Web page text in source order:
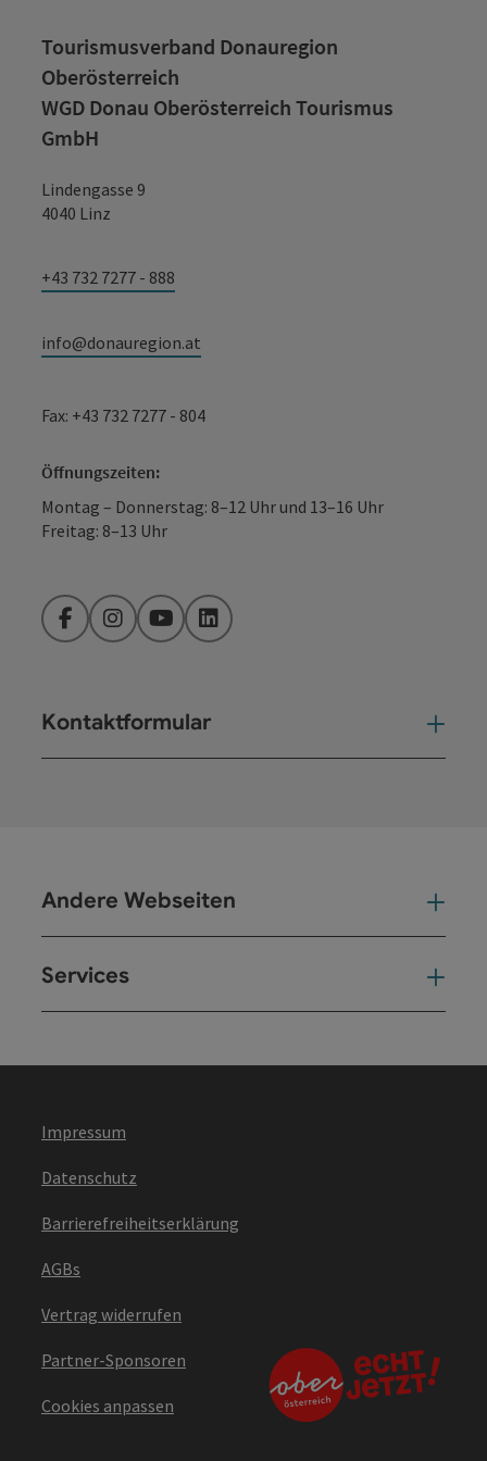
Tourismusverband Donauregion
Oberösterreich
WGD Donau Oberösterreich Tourismus
GmbH
Lindengasse 9
4040 Linz
+43 732 7277 - 888
info@donauregion.at
Fax: +43 732 7277 - 804
Öffnungszeiten:
Montag – Donnerstag: 8–12 Uhr und 13–16 Uhr
Freitag: 8–13 Uhr
FacebookInstagramYouTubeLinkedIn
Kontaktformular
Andere Webseiten
Services
Impressum
Datenschutz
Barrierefreiheitserklärung
AGBs
Vertrag widerrufen
Partner-Sponsoren
Cookies anpassen